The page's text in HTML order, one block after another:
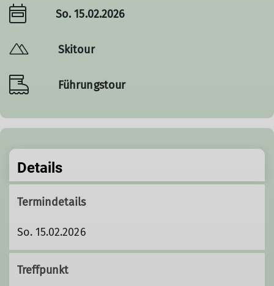
So. 15.02.2026
Skitour
Führungstour
Details
Termindetails
So. 15.02.2026
Treffpunkt